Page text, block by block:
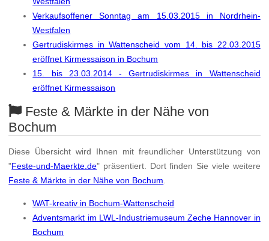
Verkaufsoffener Sonntag am 15.03.2015 in Nordrhein-
Westfalen
Gertrudiskirmes in Wattenscheid vom 14. bis 22.03.2015
eröffnet Kirmessaison in Bochum
15. bis 23.03.2014 - Gertrudiskirmes in Wattenscheid
eröffnet Kirmessaison
Feste & Märkte in der Nähe von
Bochum
Diese Übersicht wird Ihnen mit freundlicher Unterstützung von
"Feste-und-Maerkte.de" präsentiert. Dort finden Sie viele weitere
Feste & Märkte in der Nähe von Bochum
WAT-kreativ in Bochum-Wattenscheid
Adventsmarkt im LWL-Industriemuseum Zeche Hannover in
Bochum